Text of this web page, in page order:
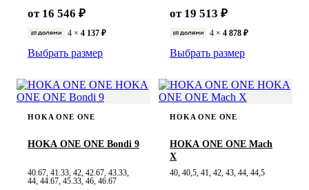
от 16 546 ₽
4 × 4 137 ₽
Выбрать размер
от 19 513 ₽
4 × 4 878 ₽
Выбрать размер
HOKA ONE ONE
HOKA ONE ONE Bondi 9
40.67, 41.33, 42, 42.67, 43.33,
44, 44.67, 45.33, 46, 46.67
HOKA ONE ONE
HOKA ONE ONE Mach
X
40, 40,5, 41, 42, 43, 44, 44,5